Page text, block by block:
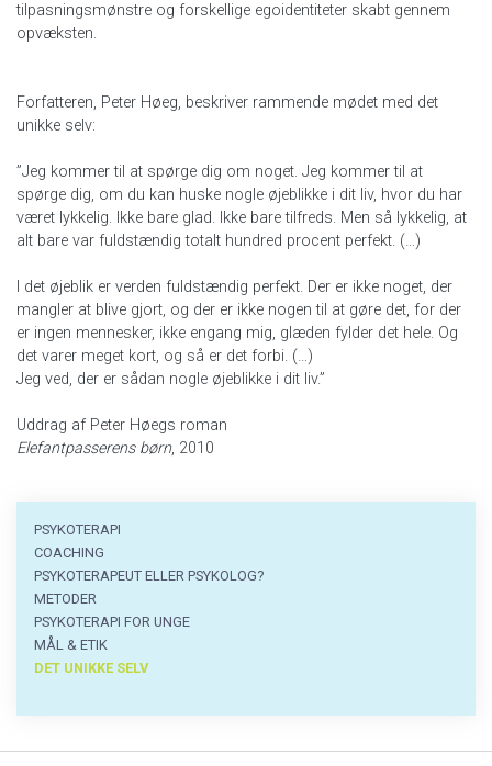
tilpasningsmønstre og forskellige egoidentiteter skabt gennem
opvæksten.
Forfatteren, Peter Høeg, beskriver rammende mødet med det
unikke selv:
”Jeg kommer til at spørge dig om noget. Jeg kommer til at
spørge dig, om du kan huske nogle øjeblikke i dit liv, hvor du har
været lykkelig. Ikke bare glad. Ikke bare tilfreds. Men så lykkelig, at
alt bare var fuldstændig totalt hundred procent perfekt. (…)
I det øjeblik er verden fuldstændig perfekt. Der er ikke noget, der
mangler at blive gjort, og der er ikke nogen til at gøre det, for der
er ingen mennesker, ikke engang mig, glæden fylder det hele. Og
det varer meget kort, og så er det forbi. (…)
Jeg ved, der er sådan nogle øjeblikke i dit liv.”
Uddrag af Peter Høegs roman
Elefantpasserens børn, 2010
Psykoterapi
menu
PSYKOTERAPI
COACHING
PSYKOTERAPEUT ELLER PSYKOLOG?
METODER
PSYKOTERAPI FOR UNGE
MÅL & ETIK
DET UNIKKE SELV